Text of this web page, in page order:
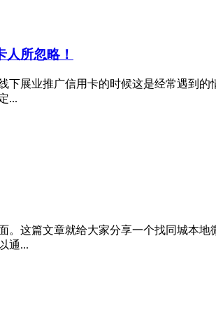
所忽略！
展业推广信用卡的时候这是经常遇到
...
。这篇文章就给大家分享一个找同城
通...